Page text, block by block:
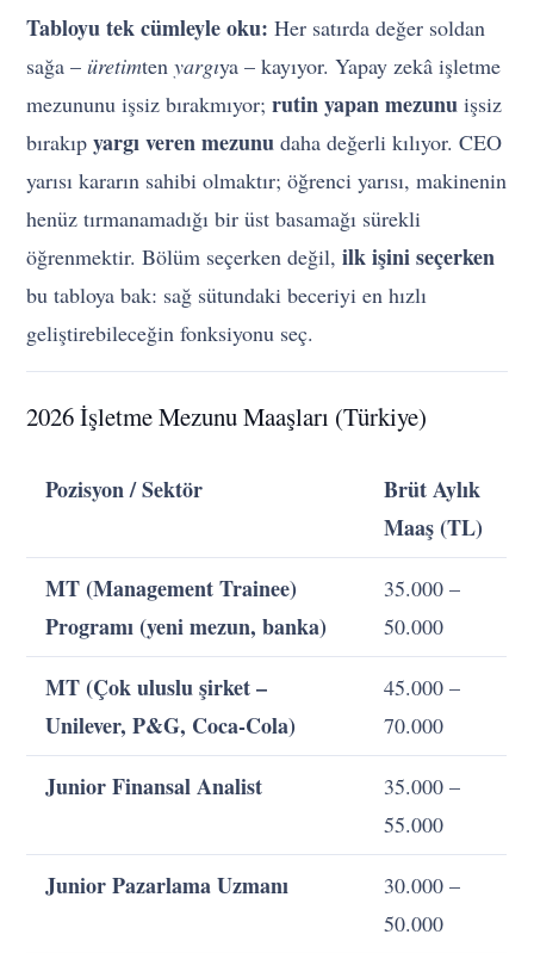
Tabloyu tek cümleyle oku: Her satırda değer soldan
sağa –üretimtenyargıya – kayıyor. Yapay zekâ işletme
mezununu işsiz bırakmıyor;rutin yapan mezunu işsiz
bırakıpyargı veren mezunu daha değerli kılıyor. CEO
yarısı kararın sahibi olmaktır; öğrenci yarısı, makinenin
henüz tırmanamadığı bir üst basamağı sürekli
öğrenmektir. Bölüm seçerken değil,ilk işini seçerken
bu tabloya bak: sağ sütundaki beceriyi en hızlı
geliştirebileceğin fonksiyonu seç.
2026 İşletme Mezunu Maaşları (Türkiye)
Pozisyon / Sektör
Brüt Aylık
Maaş (TL)
MT (Management Trainee)
Programı (yeni mezun, banka)
35.000 –
50.000
MT (Çok uluslu şirket –
Unilever, P&G, Coca-Cola)
45.000 –
70.000
Junior Finansal Analist
35.000 –
55.000
Junior Pazarlama Uzmanı
30.000 –
50.000